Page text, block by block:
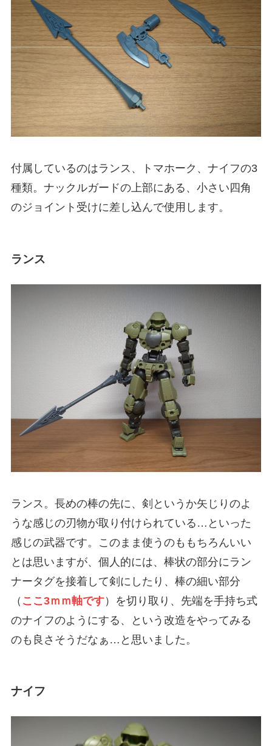
付属しているのはランス、トマホーク、ナイフの3
種類。ナックルガードの上部にある、小さい四角
のジョイント受けに差し込んで使用します。
ランス
ランス。長めの棒の先に、剣というか矢じりのよ
うな感じの刃物が取り付けられている…といった
感じの武器です。このまま使うのももちろんいい
とは思いますが、個人的には、棒状の部分にラン
ナータグを接着して剣にしたり、棒の細い部分
（ ここ3ｍｍ軸です）を切り取り、先端を手持ち式
のナイフのようにする、という改造をやってみる
のも良さそうだなぁ…と思いました。
ナイフ